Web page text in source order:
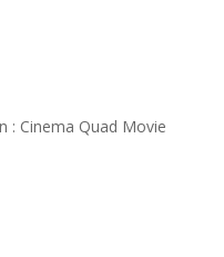
: Cinema Quad Movie